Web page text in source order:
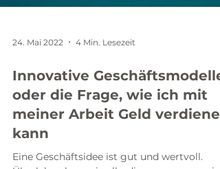
24. Mai 2022 4 Min. Lesezeit
Innovative Geschäftsmodelle,
meiner Arbeit Geld